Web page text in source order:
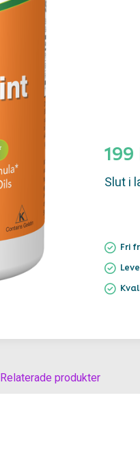
199
Slut i
Fri
Relaterade produkter